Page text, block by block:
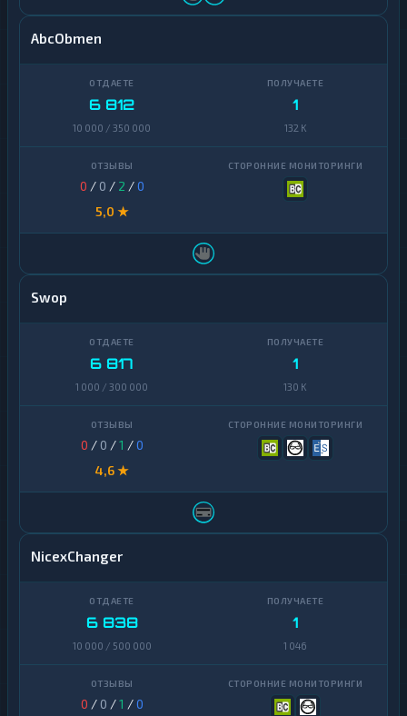
AbcObmen
6 812
10 000 / 350 000
1
132 K
0 / 0 / 2 /0
5,0 ★
Swop
6 817
1 000 / 300 000
1
130 K
0 / 0 /1 /0
4,6 ★
NicexChanger
6 838
10 000 / 500 000
1
1 046
0 / 0 /1 /0